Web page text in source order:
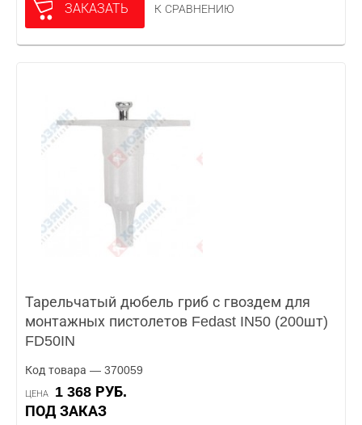
ЗАКАЗАТЬ К СРАВНЕНИЮ
Тарельчатый дюбель гриб с гвоздем для
монтажных пистолетов Fedast IN50 (200шт)
FD50IN
Код товара — 370059
ЦЕНА
1 368 РУБ.
ПОД ЗАКАЗ